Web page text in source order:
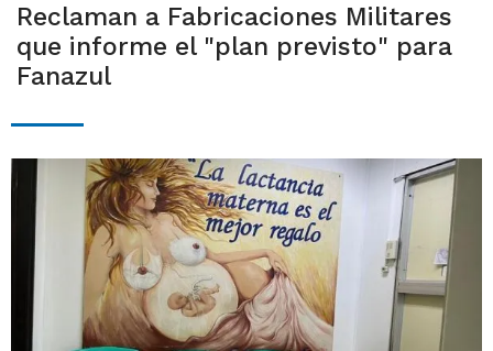
Reclaman a Fabricaciones Militares
que informe el "plan previsto" para
Fanazul